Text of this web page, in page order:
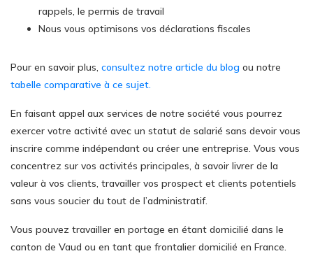
rappels, le permis de travail
Nous vous optimisons vos déclarations fiscales
Pour en savoir plus, consultez notre article du blog ou notre
tabelle comparative à ce sujet.
En faisant appel aux services de notre société vous pourrez
exercer votre activité avec un statut de salarié sans devoir vous
inscrire comme indépendant ou créer une entreprise. Vous vous
concentrez sur vos activités principales, à savoir livrer de la
valeur à vos clients, travailler vos prospect et clients potentiels
sans vous soucier du tout de l’administratif.
Vous pouvez travailler en portage en étant domicilié dans le
canton de Vaud ou en tant que frontalier domicilié en France.